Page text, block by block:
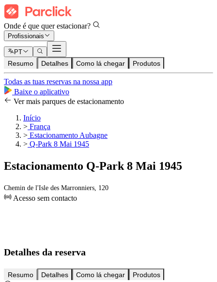
Onde é que quer estacionar?
Profissionais
PT
Resumo Detalhes Como lá chegar Produtos
Todas as tuas reservas na nossa app
Baixe o aplicativo
Ver mais parques de estacionamento
Início
> França
> Estacionamento Aubagne
> Q-Park 8 Mai 1945
Estacionamento Q-Park 8 Mai 1945
Chemin de l'Isle des Marronniers, 120
Acesso sem contacto
Detalhes da reserva
Resumo Detalhes Como lá chegar Produtos